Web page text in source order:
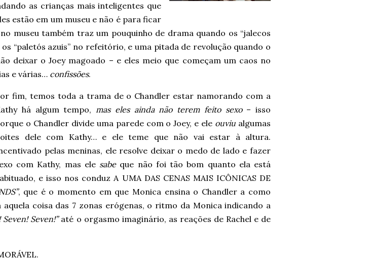
as crianças mais inteligentes que
estão em um museu e não é para ficar
museu também traz um pouquinho de drama quando os “jalecos
“paletós azuis” no refeitório, e uma pitada de revolução quando o
deixar o Joey magoado – e eles meio que começam um caos no
e várias… confissões.
fim, temos toda a trama de o Chandler estar namorando com a
há algum tempo, mas eles ainda não terem feito sexo– isso
o Chandler divide uma parede com o Joey, e ele ouviu algumas
dele com Kathy… e ele teme que não vai estar à altura.
pelas meninas, ele resolve deixar o medo de lado e fazer
com Kathy, mas ele sabeque não foi tão bom quanto ela está
e isso nos conduz A UMA DAS CENAS MAIS ICÔNICAS DE
, que é o momento em que Monica ensina o Chandler a como
coisa das 7 zonas erógenas, o ritmo da Monica indicando a
Seven! Seven!”até o orgasmo imaginário, as reações de Rachel e de